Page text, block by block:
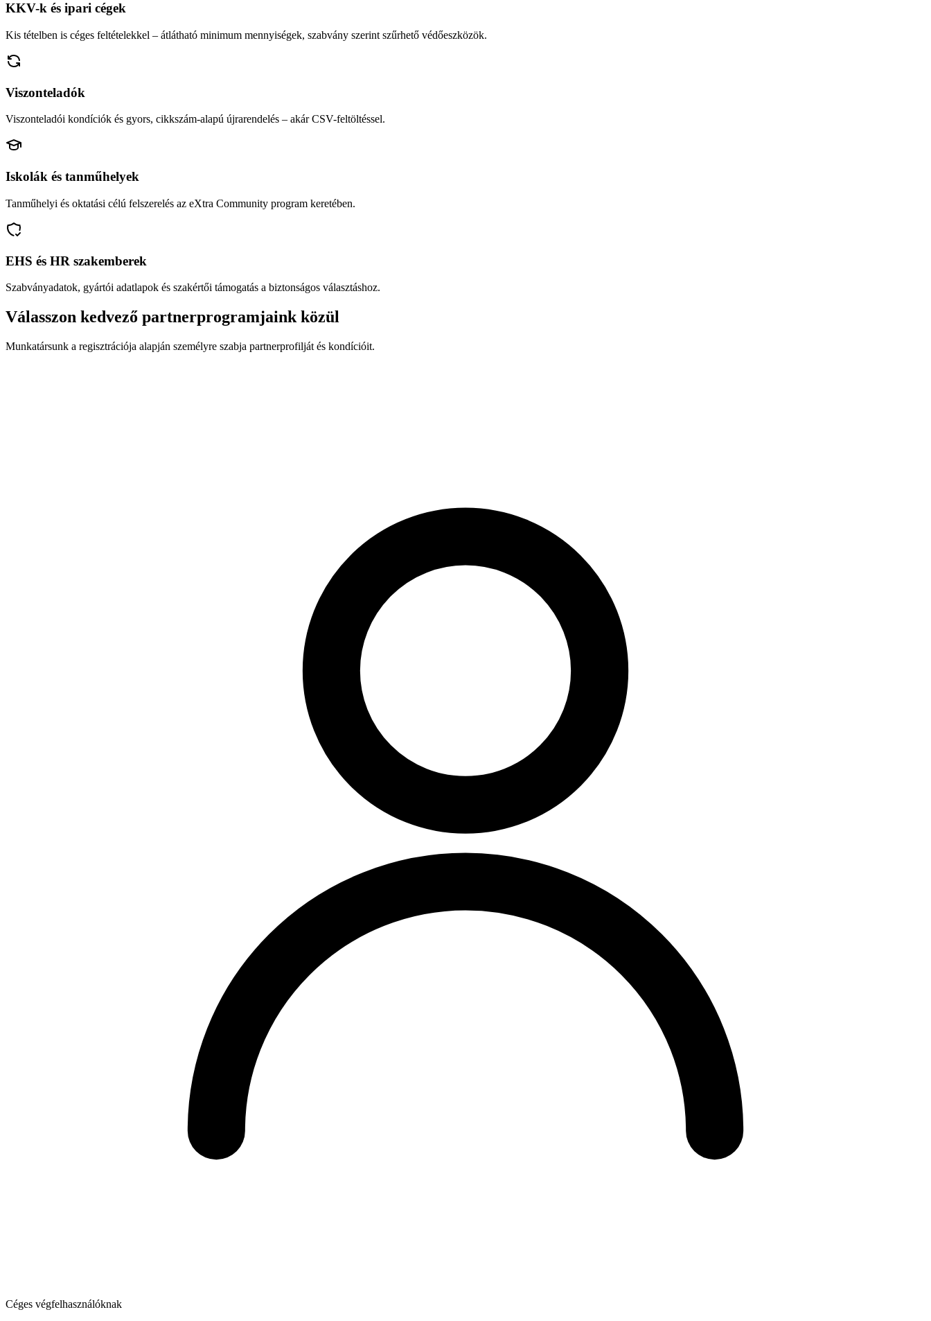
KKV-k és ipari cégek
Kis tételben is céges feltételekkel – átlátható minimum mennyiségek, szabvány szerint szűrhető védőeszközök.
Viszonteladók
Viszonteladói kondíciók és gyors, cikkszám-alapú újrarendelés – akár CSV-feltöltéssel.
Iskolák és tanműhelyek
Tanműhelyi és oktatási célú felszerelés az eXtra Community program keretében.
EHS és HR szakemberek
Szabványadatok, gyártói adatlapok és szakértői támogatás a biztonságos választáshoz.
Válasszon kedvező partnerprogramjaink közül
Munkatársunk a regisztrációja alapján személyre szabja partnerprofilját és kondícióit.
Céges végfelhasználóknak